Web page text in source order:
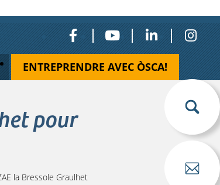
ENTREPRENDRE AVEC ÒSCA!
pour
la Bressole Graulhet